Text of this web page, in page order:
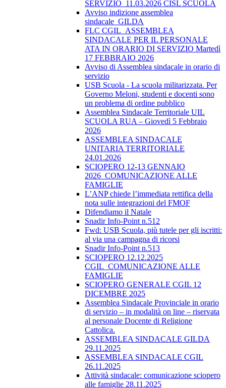
SERVIZIO_11.03.2026 CISL SCUOLA
Avviso indizione assemblea
sindacale_GILDA
FLC CGIL_ASSEMBLEA
SINDACALE PER IL PERSONALE
ATA IN ORARIO DI SERVIZIO Martedì
17 FEBBRAIO 2026
Avviso di Assemblea sindacale in orario di
servizio
USB Scuola - La scuola militarizzata. Per
Governo Meloni, studenti e docenti sono
un problema di ordine pubblico
Assemblea Sindacale Territoriale UIL
SCUOLA RUA – Giovedì 5 Febbraio
2026
ASSEMBLEA SINDACALE
UNITARIA TERRITORIALE
24.01.2026
SCIOPERO 12-13 GENNAIO
2026_COMUNICAZIONE ALLE
FAMIGLIE
L’ANP chiede l’immediata rettifica della
nota sulle integrazioni del FMOF
Difendiamo il Natale
Snadir Info-Point n.512
Fwd: USB Scuola, più tutele per gli iscritti:
al via una campagna di ricorsi
Snadir Info-Point n.513
SCIOPERO 12.12.2025
CGIL_COMUNICAZIONE ALLE
FAMIGLIE
SCIOPERO GENERALE CGIL 12
DICEMBRE 2025
Assemblea Sindacale Provinciale in orario
di servizio – in modalità on line – riservata
al personale Docente di Religione
Cattolica.
ASSEMBLEA SINDACALE GILDA
29.11.2025
ASSEMBLEA SINDACALE CGIL
26.11.2025
Attività sindacale: comunicazione sciopero
alle famiglie 28.11.2025